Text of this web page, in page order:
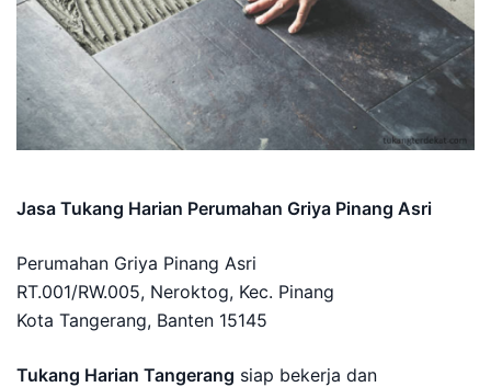
Jasa Tukang Harian Perumahan Griya Pinang Asri
Perumahan Griya Pinang Asri
RT.001/RW.005, Neroktog, Kec. Pinang
Kota Tangerang, Banten 15145
Tukang Harian Tangerang siap bekerja dan